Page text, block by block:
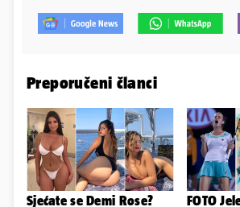
Preporučeni članci
Sjećate se Demi Rose?
FOTO